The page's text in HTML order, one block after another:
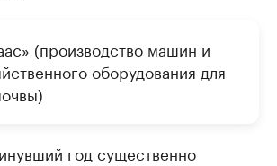
(производство машин и
оборудования для
год существенно